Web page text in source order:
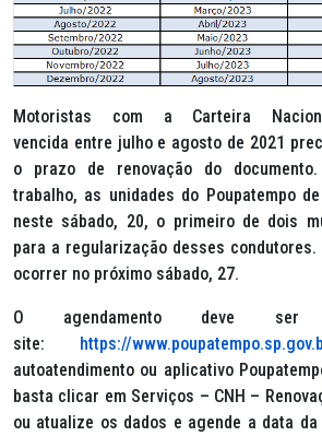
Motoristas com a Carteira
vencida entre julho e agosto de 2021
o prazo de renovação do
trabalho, as unidades do Poupatempo
neste sábado, 20, o primeiro de dois
para a regularização desses condutores.
ocorrer no próximo sábado, 27.
O agendamento deve ser
site: https://
autoatendimento ou aplicativo
basta clicar em Serviços – CNH –
ou atualize os dados e agende a data